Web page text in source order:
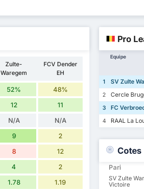
Zulte-
Waregem
FCV Dender
EH
52% 48%
12 11
N/A N/A
9 2
8 12
4 2
1.78 1.19
Pro
Equipe
1 SV Zulte
2
Cercle
3
FC
4
RAAL La
Cotes
Pari
SV Zulte
Victoire